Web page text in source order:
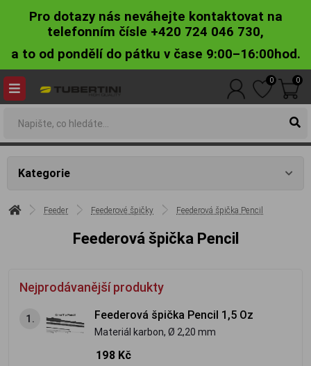
Pro dotazy nás neváhejte kontaktovat na
telefonním čísle +420 724 046 730,
a to od pondělí do pátku v čase 9:00–16:00hod.
0 0
Kategorie
Feeder Feederové špičky Feederová špička Pencil
Feederová špička Pencil
Nejprodávanější produkty
1. Feederová špička Pencil 1,5 Oz
Materiál karbon, Ø 2,20 mm
198 Kč